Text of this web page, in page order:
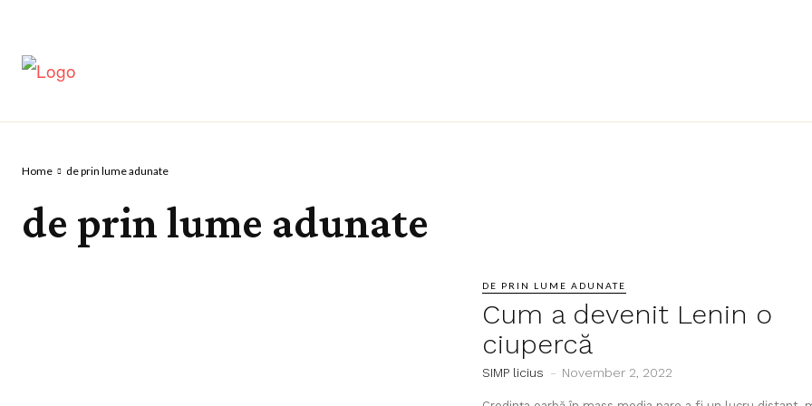
Home de prin lume adunate
de prin lume adunate
DE PRIN LUME ADUNATE
Cum a devenit Lenin o
ciupercă
SIMP licius - November 2, 2022